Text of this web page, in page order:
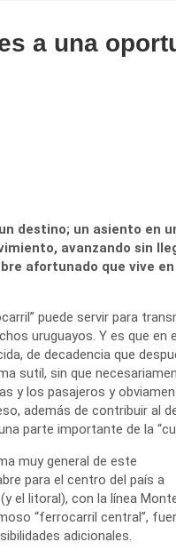
a una
destino; un asiento en
avanzando sin
afortunado que vive
puede servir para
uruguayos. Y es que en
de decadencia que
sutil, sin que
y los pasajeros y
además de contribuir al
parte importante de la
muy general de este
para el centro del país a
el litoral), con la línea
“ferrocarril central”,
adicionales.